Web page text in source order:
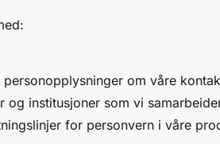
om våre
og institusjoner som vi
for personvern i våre